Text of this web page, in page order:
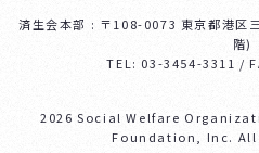
済生会本部 : 〒108-0073 東京都港区
階)
TEL: 03-3454-3311 /
2026 Social Welfare
Foundation, Inc. All